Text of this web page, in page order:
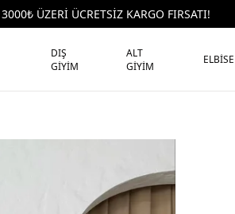
3000₺ ÜZERİ ÜCRETSİZ KARGO FIRSATI!
DIŞ
GİYİM
ALT
GİYİM
ELBİSE